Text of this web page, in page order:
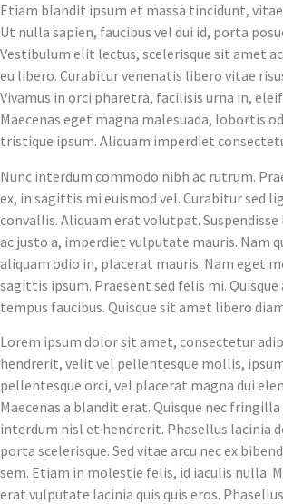
Etiam blandit ipsum et massa tincidunt,
Ut nulla sapien, faucibus vel dui id, porta
Vestibulum elit lectus, scelerisque sit amet
eu libero. Curabitur venenatis libero vitae
Vivamus in orci pharetra, facilisis urna in,
Maecenas eget magna malesuada, lobortis
tristique ipsum. Aliquam imperdiet
Nunc interdum commodo nibh ac rutrum.
ex, in sagittis mi euismod vel. Curabitur sed
convallis. Aliquam erat volutpat.
ac justo a, imperdiet vulputate mauris. Nam
aliquam odio in, placerat mauris. Nam eget
sagittis ipsum. Praesent sed felis mi.
tempus faucibus. Quisque sit amet libero
Lorem ipsum dolor sit amet, consectetur
hendrerit, velit vel pellentesque mollis,
pellentesque orci, vel placerat magna dui
Maecenas a blandit erat. Quisque nec
interdum nisl et hendrerit. Phasellus lacinia
porta scelerisque. Sed vitae arcu nec ex
sem. Etiam in molestie felis, id iaculis nulla.
erat vulputate lacinia quis quis eros.